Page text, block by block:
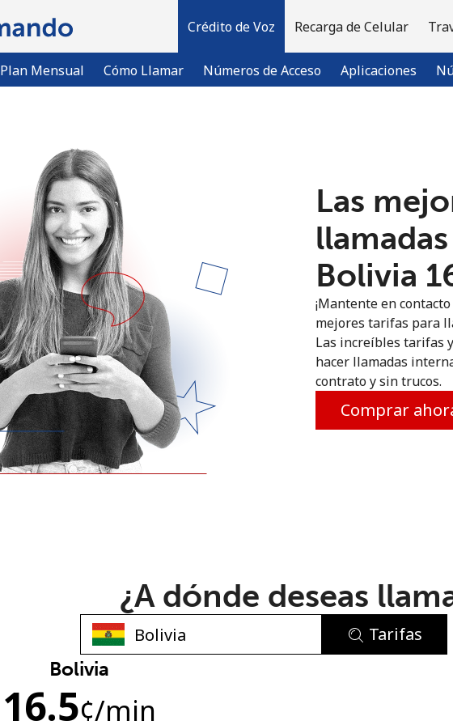
Crédito de Voz
Plan Mensual Cómo Llamar Números de Acceso Aplicaciones
Recarga de Celular
Inicia sesión →
Regístrate con
Una letra mayúscula y una minúscula
Las
Bolivia
¡Mantente en
mejores tarifas para
Las increíbles tarifas
hacer llamadas
contrato y sin trucos.
Comprar
¿A dónde deseas
Tarifas
Bolivia
16.5¢/min